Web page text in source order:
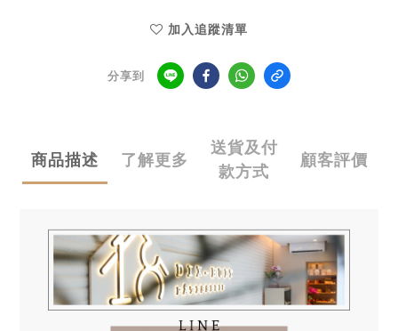
加入追蹤清單
分享到
商品描述 了解更多
送貨及付
款方式
顧客評價